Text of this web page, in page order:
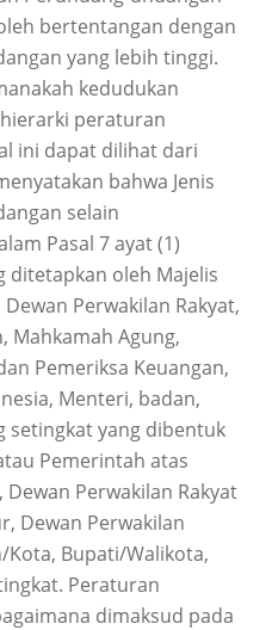
bertentangan dengan
yang lebih tinggi.
kedudukan
peraturan
ini dapat dilihat dari
bahwa Jenis
selain
Pasal 7 ayat (1)
ditetapkan oleh Majelis
Perwakilan Rakyat,
Mahkamah Agung,
Pemeriksa Keuangan,
Menteri, badan,
setingkat yang dibentuk
Pemerintah atas
Perwakilan Rakyat
Dewan Perwakilan
Kota, Bupati/Walikota,
Peraturan
dimaksud pada